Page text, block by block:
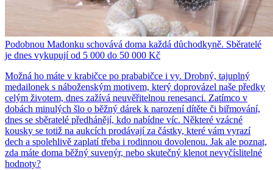
Podobnou Madonku schovává doma každá důchodkyně. Sběratelé
je dnes vykupují od 5 000 do 50 000 Kč
Možná ho máte v krabičce po prababičce i vy. Drobný, tajuplný
medailonek s náboženským motivem, který doprovázel naše předky
celým životem, dnes zažívá neuvěřitelnou renesanci. Zatímco v
dobách minulých šlo o běžný dárek k narození dítěte či biřmování,
dnes se sběratelé předhánějí, kdo nabídne víc. Některé vzácné
kousky se totiž na aukcích prodávají za částky, které vám vyrazí
dech a spolehlivě zaplatí třeba i rodinnou dovolenou. Jak ale poznat,
zda máte doma běžný suvenýr, nebo skutečný klenot nevyčíslitelné
hodnoty?